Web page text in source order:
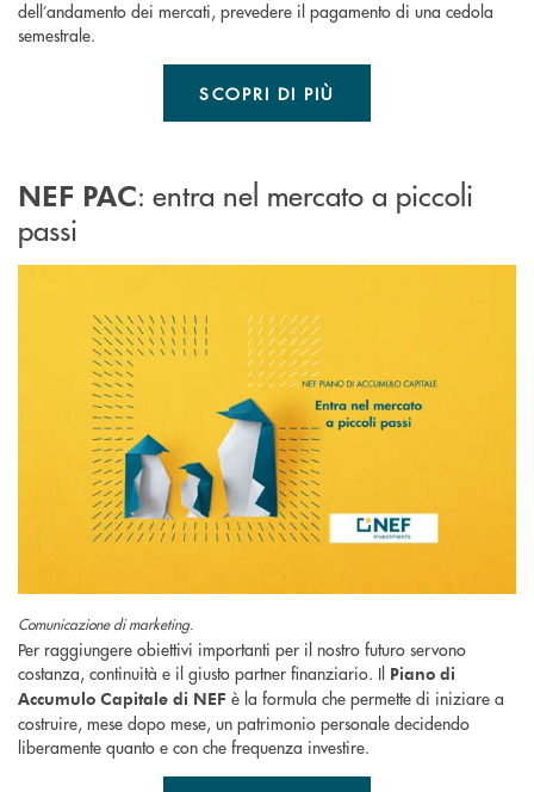
dell’andamento dei mercati, prevedere il pagamento di una cedola
semestrale.
SCOPRI DI PIÙ
NEF PAC: entra nel mercato a piccoli
passi
Comunicazione di marketing.
Per raggiungere obiettivi importanti per il nostro futuro servono
costanza, continuità e il giusto partner finanziario. Il Piano di
Accumulo Capitale di NEF è la formula che permette di iniziare a
costruire, mese dopo mese, un patrimonio personale decidendo
liberamente quanto e con che frequenza investire.